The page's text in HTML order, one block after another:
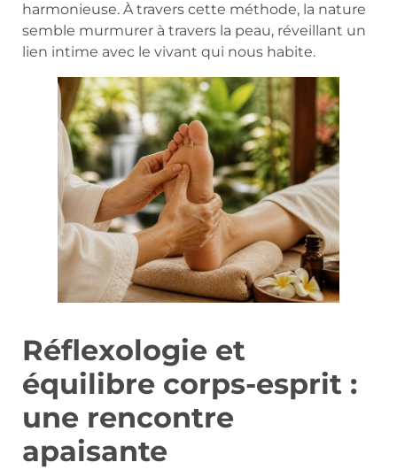
harmonieuse. À travers cette méthode, la nature
semble murmurer à travers la peau, réveillant un
lien intime avec le vivant qui nous habite.
Réflexologie et
équilibre corps-esprit :
une rencontre
apaisante